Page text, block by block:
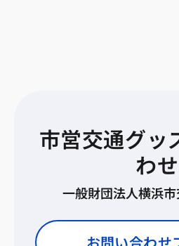
市営交通グッ
わせ
一般財団法人横浜